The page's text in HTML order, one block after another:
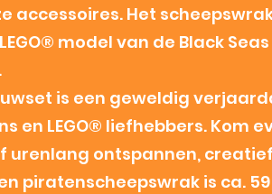
accessoires. Het
model van de Black
is een geweldig
en LEGO® liefhebbers. Kom
urenlang ontspannen,
piratenscheepswrak is ca.